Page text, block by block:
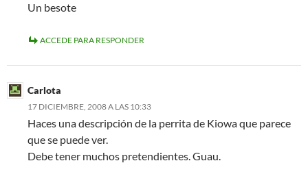
Un besote
ACCEDE PARA RESPONDER
Carlota
17 DICIEMBRE, 2008 A LAS 10:33
Haces una descripción de la perrita de Kiowa que parece
que se puede ver.
Debe tener muchos pretendientes. Guau.